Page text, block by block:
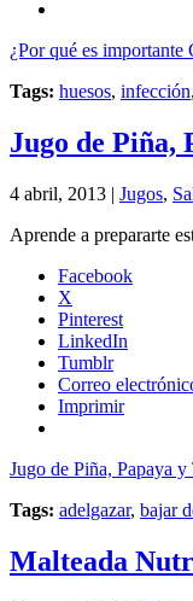
¿Por qué es
Tags: huesos, infección,
Jugo de Piña,
4 abril, 2013 | Jugos,
Aprende a prepararte
Facebook
X
Pinterest
LinkedIn
Tumblr
Correo
Imprimir
Jugo de Piña, Papaya
Tags: adelgazar, bajar
Malteada